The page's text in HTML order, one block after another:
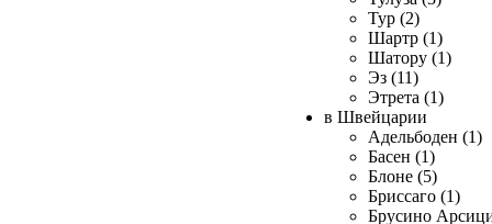
Тур (2)
Шартр (1)
Шатору (1)
Эз (11)
Этрета (1)
в Швейцарии
Адельбоден (1)
Басен (1)
Блоне (5)
Бриссаго (1)
Брусино